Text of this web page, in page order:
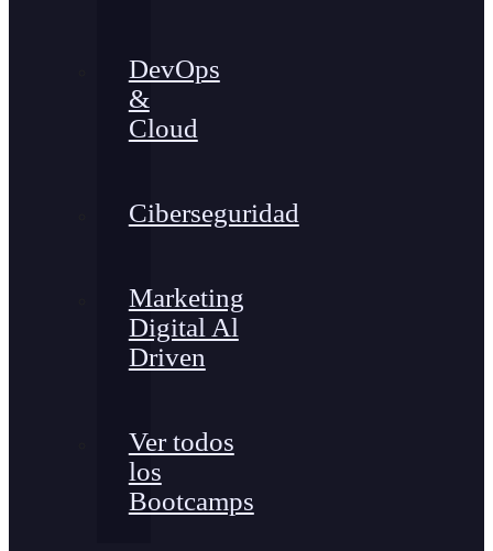
DevOps
&
Cloud
Ciberseguridad
Marketing
Digital Al
Driven
Ver todos
los
Bootcamps